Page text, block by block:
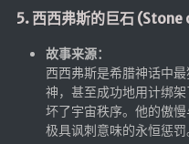
5. 西西弗斯的巨石
故事来源：
西西弗斯是希腊神话中
神，甚至成功地用计绑
坏了宇宙秩序。他的傲慢
极具讽刺意味的永恒惩罚
查重软件
个人网盘
Cloudreve
家庭网盘